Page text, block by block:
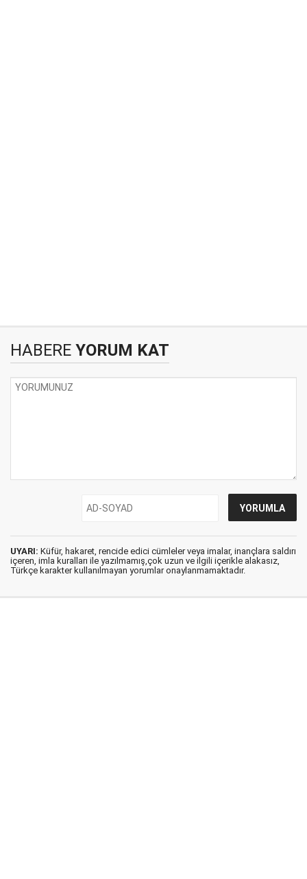
HABERE YORUM KAT
UYARI: Küfür, hakaret, rencide edici cümleler veya imalar, inançlara saldırı
içeren, imla kuralları ile yazılmamış,çok uzun ve ilgili içerikle alakasız,
Türkçe karakter kullanılmayan yorumlar onaylanmamaktadır.